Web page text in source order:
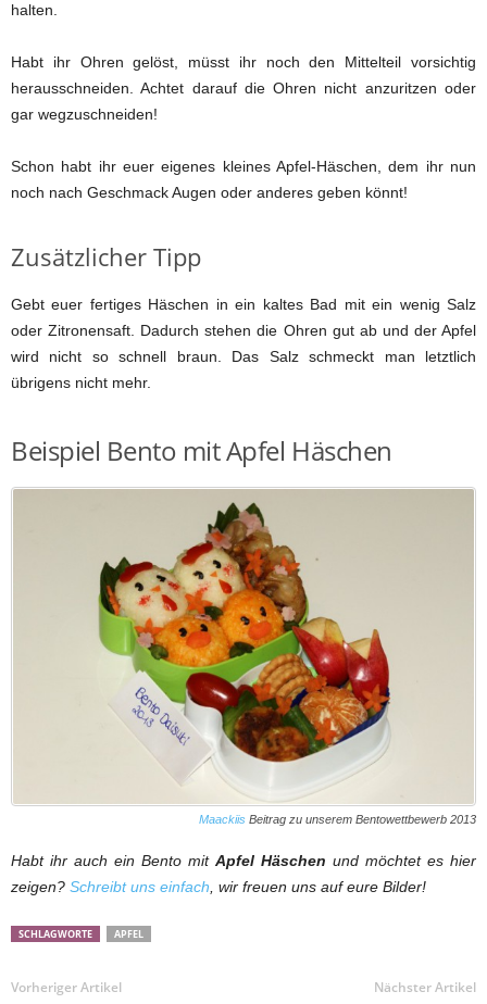
halten.
Habt ihr Ohren gelöst, müsst ihr noch den Mittelteil vorsichtig
herausschneiden. Achtet darauf die Ohren nicht anzuritzen oder
gar wegzuschneiden!
Schon habt ihr euer eigenes kleines Apfel-Häschen, dem ihr nun
noch nach Geschmack Augen oder anderes geben könnt!
Zusätzlicher Tipp
Gebt euer fertiges Häschen in ein kaltes Bad mit ein wenig Salz
oder Zitronensaft. Dadurch stehen die Ohren gut ab und der Apfel
wird nicht so schnell braun. Das Salz schmeckt man letztlich
übrigens nicht mehr.
Beispiel Bento mit Apfel Häschen
Maackiis Beitrag zu unserem Bentowettbewerb 2013
Habt ihr auch ein Bento mit Apfel Häschen und möchtet es hier
zeigen? Schreibt uns einfach , wir freuen uns auf eure Bilder!
SCHLAGWORTE APFEL
Vorheriger Artikel Nächster Artikel